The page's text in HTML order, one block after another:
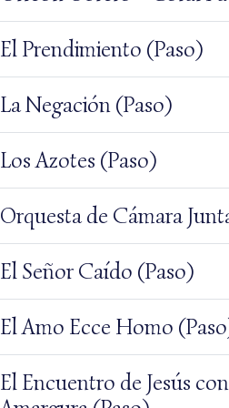
El Prendimiento (Paso)
La Negación (Paso)
Los Azotes (Paso)
Orquesta de Cámara
El Señor Caído (Paso)
El Amo Ecce Homo
El Encuentro de Jesús